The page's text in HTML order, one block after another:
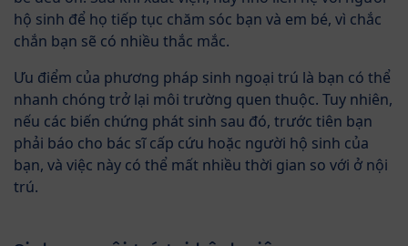
hộ sinh để họ tiếp tục chăm sóc bạn và em bé, vì chắc
chắn bạn sẽ có nhiều thắc mắc.
Ưu điểm của phương pháp sinh ngoại trú là bạn có thể
nhanh chóng trở lại môi trường quen thuộc. Tuy nhiên,
nếu các biến chứng phát sinh sau đó, trước tiên bạn
phải báo cho bác sĩ cấp cứu hoặc người hộ sinh của
bạn, và việc này có thể mất nhiều thời gian so với ở nội
trú.